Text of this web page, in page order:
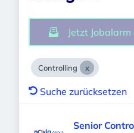
Jetzt
Controlling
Suche zurücksetzen
Senior